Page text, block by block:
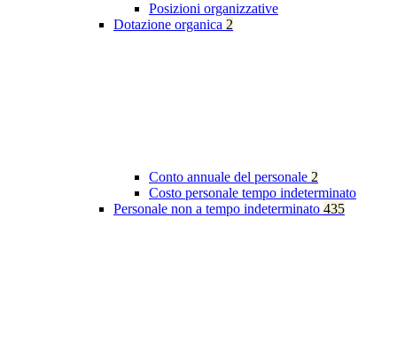
Posizioni organizzative
Dotazione organica 2
Conto annuale del personale 2
Costo personale tempo indeterminato
Personale non a tempo indeterminato 435